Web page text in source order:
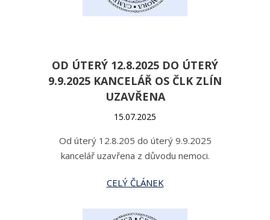
OD ÚTERÝ 12.8.2025 DO ÚTERÝ
9.9.2025 KANCELÁŘ OS ČLK ZLÍN
UZAVŘENA
15.07.2025
Od úterý 12.8.205 do úterý 9.9.2025
kancelář uzavřena z důvodu nemoci.
CELÝ ČLÁNEK